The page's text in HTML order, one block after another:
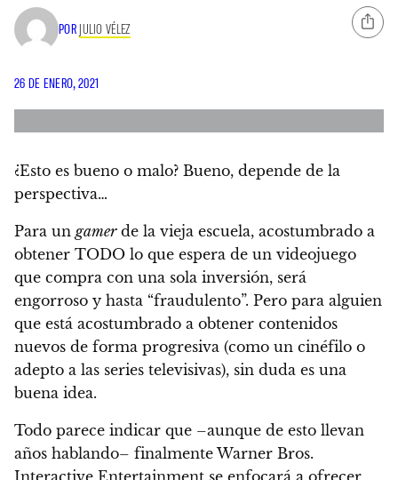
POR JULIO VÉLEZ
26 DE ENERO, 2021
¿Esto es bueno o malo? Bueno, depende de la
perspectiva…
Para un gamerde la vieja escuela, acostumbrado a
obtener TODO lo que espera de un videojuego
que compra con una sola inversión, será
engorroso y hasta “fraudulento”. Pero para alguien
que está acostumbrado a obtener contenidos
nuevos de forma progresiva (como un cinéfilo o
adepto a las series televisivas), sin duda es una
buena idea.
Todo parece indicar que –aunque de esto llevan
años hablando– finalmente Warner Bros.